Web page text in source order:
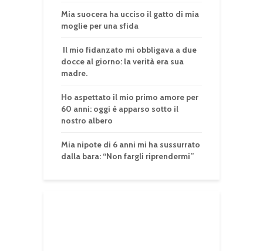
Mia suocera ha ucciso il gatto di mia
moglie per una sfida
Il mio fidanzato mi obbligava a due
docce al giorno: la verità era sua
madre.
Ho aspettato il mio primo amore per
60 anni: oggi è apparso sotto il
nostro albero
Mia nipote di 6 anni mi ha sussurrato
dalla bara: “Non fargli riprendermi”